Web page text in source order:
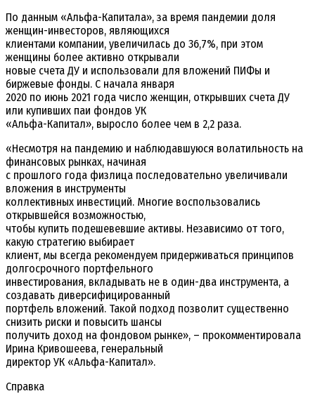
По данным «Альфа-Капитала», за время пандемии доля
женщин-инвесторов, являющихся
клиентами компании, увеличилась до 36,7%, при этом
женщины более активно открывали
новые счета ДУ и использовали для вложений ПИФы и
биржевые фонды. С начала января
2020 по июнь 2021 года число женщин, открывших счета ДУ
или купивших паи фондов УК
«Альфа-Капитал», выросло более чем в 2,2 раза.
«Несмотря на пандемию и наблюдавшуюся волатильность на
финансовых рынках, начиная
с прошлого года физлица последовательно увеличивали
вложения в инструменты
коллективных инвестиций. Многие воспользовались
открывшейся возможностью,
чтобы купить подешевевшие активы. Независимо от того,
какую стратегию выбирает
клиент, мы всегда рекомендуем придерживаться принципов
долгосрочного портфельного
инвестирования, вкладывать не в один-два инструмента, а
создавать диверсифицированный
портфель вложений. Такой подход позволит существенно
снизить риски и повысить шансы
получить доход на фондовом рынке», – прокомментировала
Ирина Кривошеева, генеральный
директор УК «Альфа-Капитал».
Справка